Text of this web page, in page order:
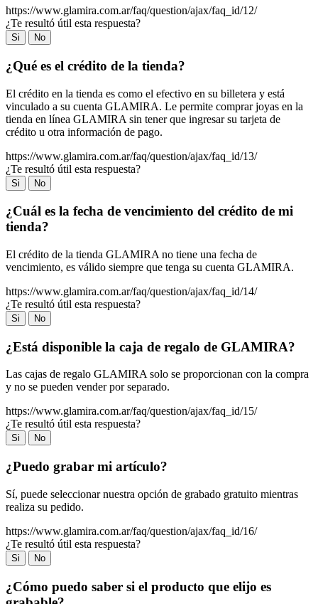
https://www.glamira.com.ar/faq/question/ajax/faq_id/12/
¿Te resultó útil esta respuesta?
Si No
¿Qué es el crédito de la tienda?
El crédito en la tienda es como el efectivo en su billetera y está
vinculado a su cuenta GLAMIRA. Le permite comprar joyas en la
tienda en línea GLAMIRA sin tener que ingresar su tarjeta de
crédito u otra información de pago.
https://www.glamira.com.ar/faq/question/ajax/faq_id/13/
¿Te resultó útil esta respuesta?
Si No
¿Cuál es la fecha de vencimiento del crédito de mi
tienda?
El crédito de la tienda GLAMIRA no tiene una fecha de
vencimiento, es válido siempre que tenga su cuenta GLAMIRA.
https://www.glamira.com.ar/faq/question/ajax/faq_id/14/
¿Te resultó útil esta respuesta?
Si No
¿Está disponible la caja de regalo de GLAMIRA?
Las cajas de regalo GLAMIRA solo se proporcionan con la compra
y no se pueden vender por separado.
https://www.glamira.com.ar/faq/question/ajax/faq_id/15/
¿Te resultó útil esta respuesta?
Si No
¿Puedo grabar mi artículo?
Sí, puede seleccionar nuestra opción de grabado gratuito mientras
realiza su pedido.
https://www.glamira.com.ar/faq/question/ajax/faq_id/16/
¿Te resultó útil esta respuesta?
Si No
¿Cómo puedo saber si el producto que elijo es